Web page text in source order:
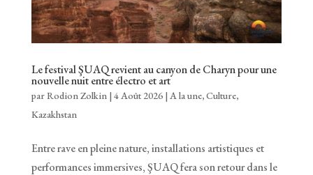
Le festival ŞUAQ revient au canyon de Charyn pour une
nouvelle nuit entre électro et art
parRodion Zolkin | 4 Août 2026| A la une,Culture,
Kazakhstan
Entre rave en pleine nature, installations artistiques et
performances immersives, ŞUAQ fera son retour dans le